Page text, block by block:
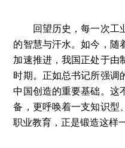
回望历史，每一次工业
的智慧与汗水。如今，随
加速推进，我国正处于由
时期。正如总书记所强调
中国创造的重要基础。这
备，更呼唤着一支知识型
职业教育，正是锻造这样